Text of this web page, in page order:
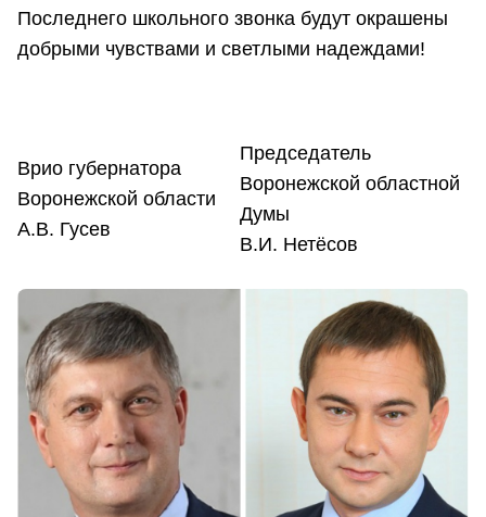
Последнего школьного звонка будут окрашены
добрыми чувствами и светлыми надеждами!
Врио губернатора
Воронежской области
А.В. Гусев
Председатель
Воронежской областной
Думы
В.И. Нетёсов